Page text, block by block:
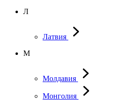
Л
Латвия
М
Молдавия
Монголия